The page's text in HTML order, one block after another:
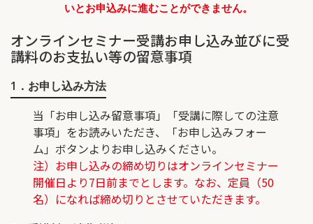
いとお申込みに進むことができません。
オンラインセミナー受講お申し込み並びに受
講料のお支払い等の留意事項
1．お申し込み方法
当「お申し込み留意事項」「受講に際しての注意
事項」をお読みいただき、「お申し込みフォー
ム」ボタンよりお申し込みください。
注）お申し込みの締め切りはオンラインセミナー
開催日より7日前までとします。なお、定員（50
名）になれば締め切りとさせていただきます。